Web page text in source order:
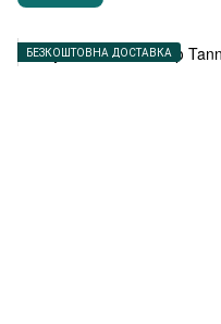
БЕЗКОШТОВНА ДОСТАВКА